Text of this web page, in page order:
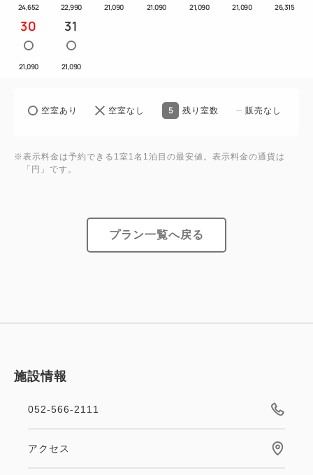
は受け付けておりません）。
■ご案内
・インターネット予約、事前決済限定です（お電話で
・当ホテルは名古屋駅の上に位置しており、客室で電
利用いただけます。
・駐車場料金は一泊（15:00～翌11:30） 2,200円の
ご優待料金をフロントにてご精算ください。
■プラン規定
・お取消し・変更は宿泊日の2日前までにお願いいた
24,652 22,990 21,090 21,090 21,090 21,090 26,315
30
21,090
31
21,090
空室あり 空室なし 5 残り室数 販売なし
※表示料金は予約できる1室1名1泊目の最安値。表示料金の通貨は
「円」です。
プラン一覧へ戻る
施設情報
052-566-2111
アクセス